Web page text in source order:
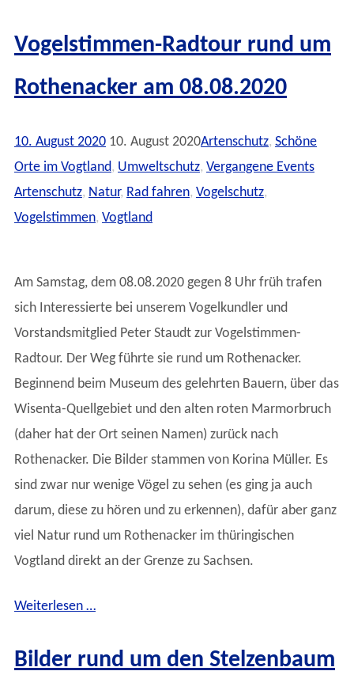
Vogelstimmen-Radtour rund um
Rothenacker am 08.08.2020
10. August 2020 10. August 2020Artenschutz, Schöne
Orte im Vogtland, Umweltschutz, Vergangene Events
Artenschutz, Natur, Rad fahren, Vogelschutz,
Vogelstimmen, Vogtland
Am Samstag, dem 08.08.2020 gegen 8 Uhr früh trafen
sich Interessierte bei unserem Vogelkundler und
Vorstandsmitglied Peter Staudt zur Vogelstimmen-
Radtour. Der Weg führte sie rund um Rothenacker.
Beginnend beim Museum des gelehrten Bauern, über das
Wisenta-Quellgebiet und den alten roten Marmorbruch
(daher hat der Ort seinen Namen) zurück nach
Rothenacker. Die Bilder stammen von Korina Müller. Es
sind zwar nur wenige Vögel zu sehen (es ging ja auch
darum, diese zu hören und zu erkennen), dafür aber ganz
viel Natur rund um Rothenacker im thüringischen
Vogtland direkt an der Grenze zu Sachsen.
Weiterlesen …
Bilder rund um den Stelzenbaum